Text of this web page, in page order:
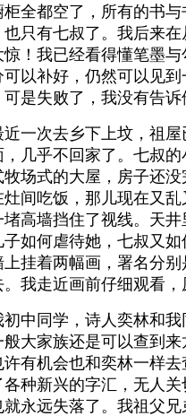
柜全都空了，所有的书
也只有七叔了。我后来
惊！我已经看得懂笔墨
可以补好，仍然可以见
是失败了，我没有告
次去乡下上坟，祖屋
，几乎不回家了。七叔
牧场式的大屋，房子还
灶间吃饭，那儿现在又
堵高墙挡住了视线。天
子如何虐待她，七叔又
上挂着两幅画，署名分
。我走近画前仔细观看
同学，诗人奕林和我
般大家族还是可以查到
许有机会也和奕林一样
各种新兴的字汇，无人
就永远失落了。我祖父